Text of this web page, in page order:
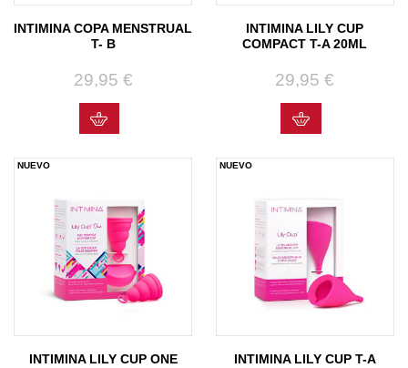
INTIMINA COPA MENSTRUAL
T- B
Precio
29,95 €
INTIMINA LILY CUP
COMPACT T-A 20ML
Precio
29,95 €
NUEVO
INTIMINA LILY CUP ONE
NUEVO
INTIMINA LILY CUP T-A